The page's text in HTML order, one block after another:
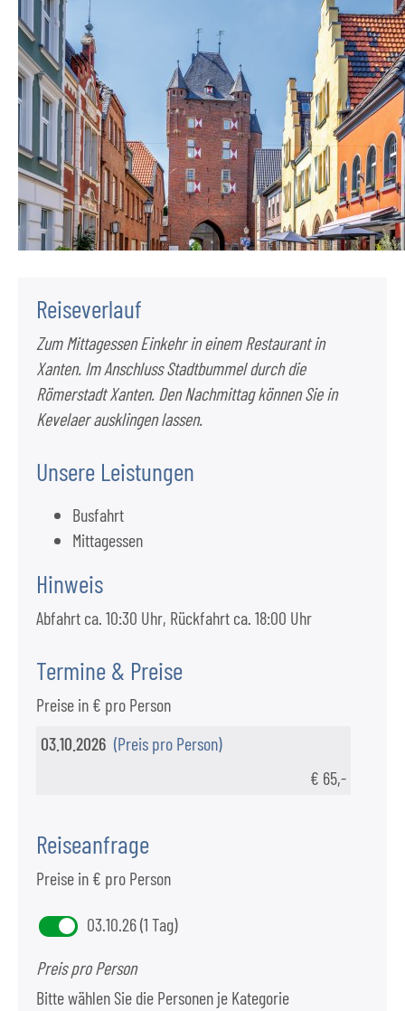
KONTAKT
Team
Reiseverlauf
Zum Mittagessen Einkehr in einem Restaurant in
Xanten. Im Anschluss Stadtbummel durch die
Römerstadt Xanten. Den Nachmittag können Sie in
Kevelaer ausklingen lassen.
Unsere Leistungen
Busfahrt
Mittagessen
Hinweis
Abfahrt ca. 10:30 Uhr, Rückfahrt ca. 18:00 Uhr
Termine & Preise
Preise in € pro Person
03.10.2026 (Preis pro Person)
€ 65,-
Reiseanfrage
Preise in € pro Person
03.10.26 (1 Tag)
Preis pro Person
Bitte wählen Sie die Personen je Kategorie